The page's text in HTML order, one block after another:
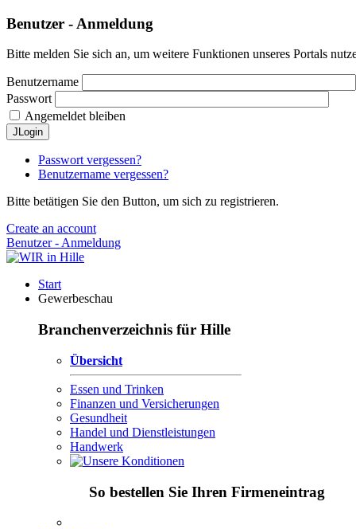
Benutzer - Anmeldung
Bitte melden Sie sich an, um weitere Funktionen unseres Portals
Benutzername
Passwort
Angemeldet bleiben
JLogin
Passwort vergessen?
Benutzername vergessen?
Bitte betätigen Sie den Button, um sich zu registrieren.
Create an account
Benutzer - Anmeldung
Start
Gewerbeschau
Branchenverzeichnis für Hille
Übersicht
Essen und Trinken
Finanzen und Versicherungen
Gesundheit
Handel und Dienstleistungen
Handwerk
So bestellen Sie Ihren Firmeneintrag